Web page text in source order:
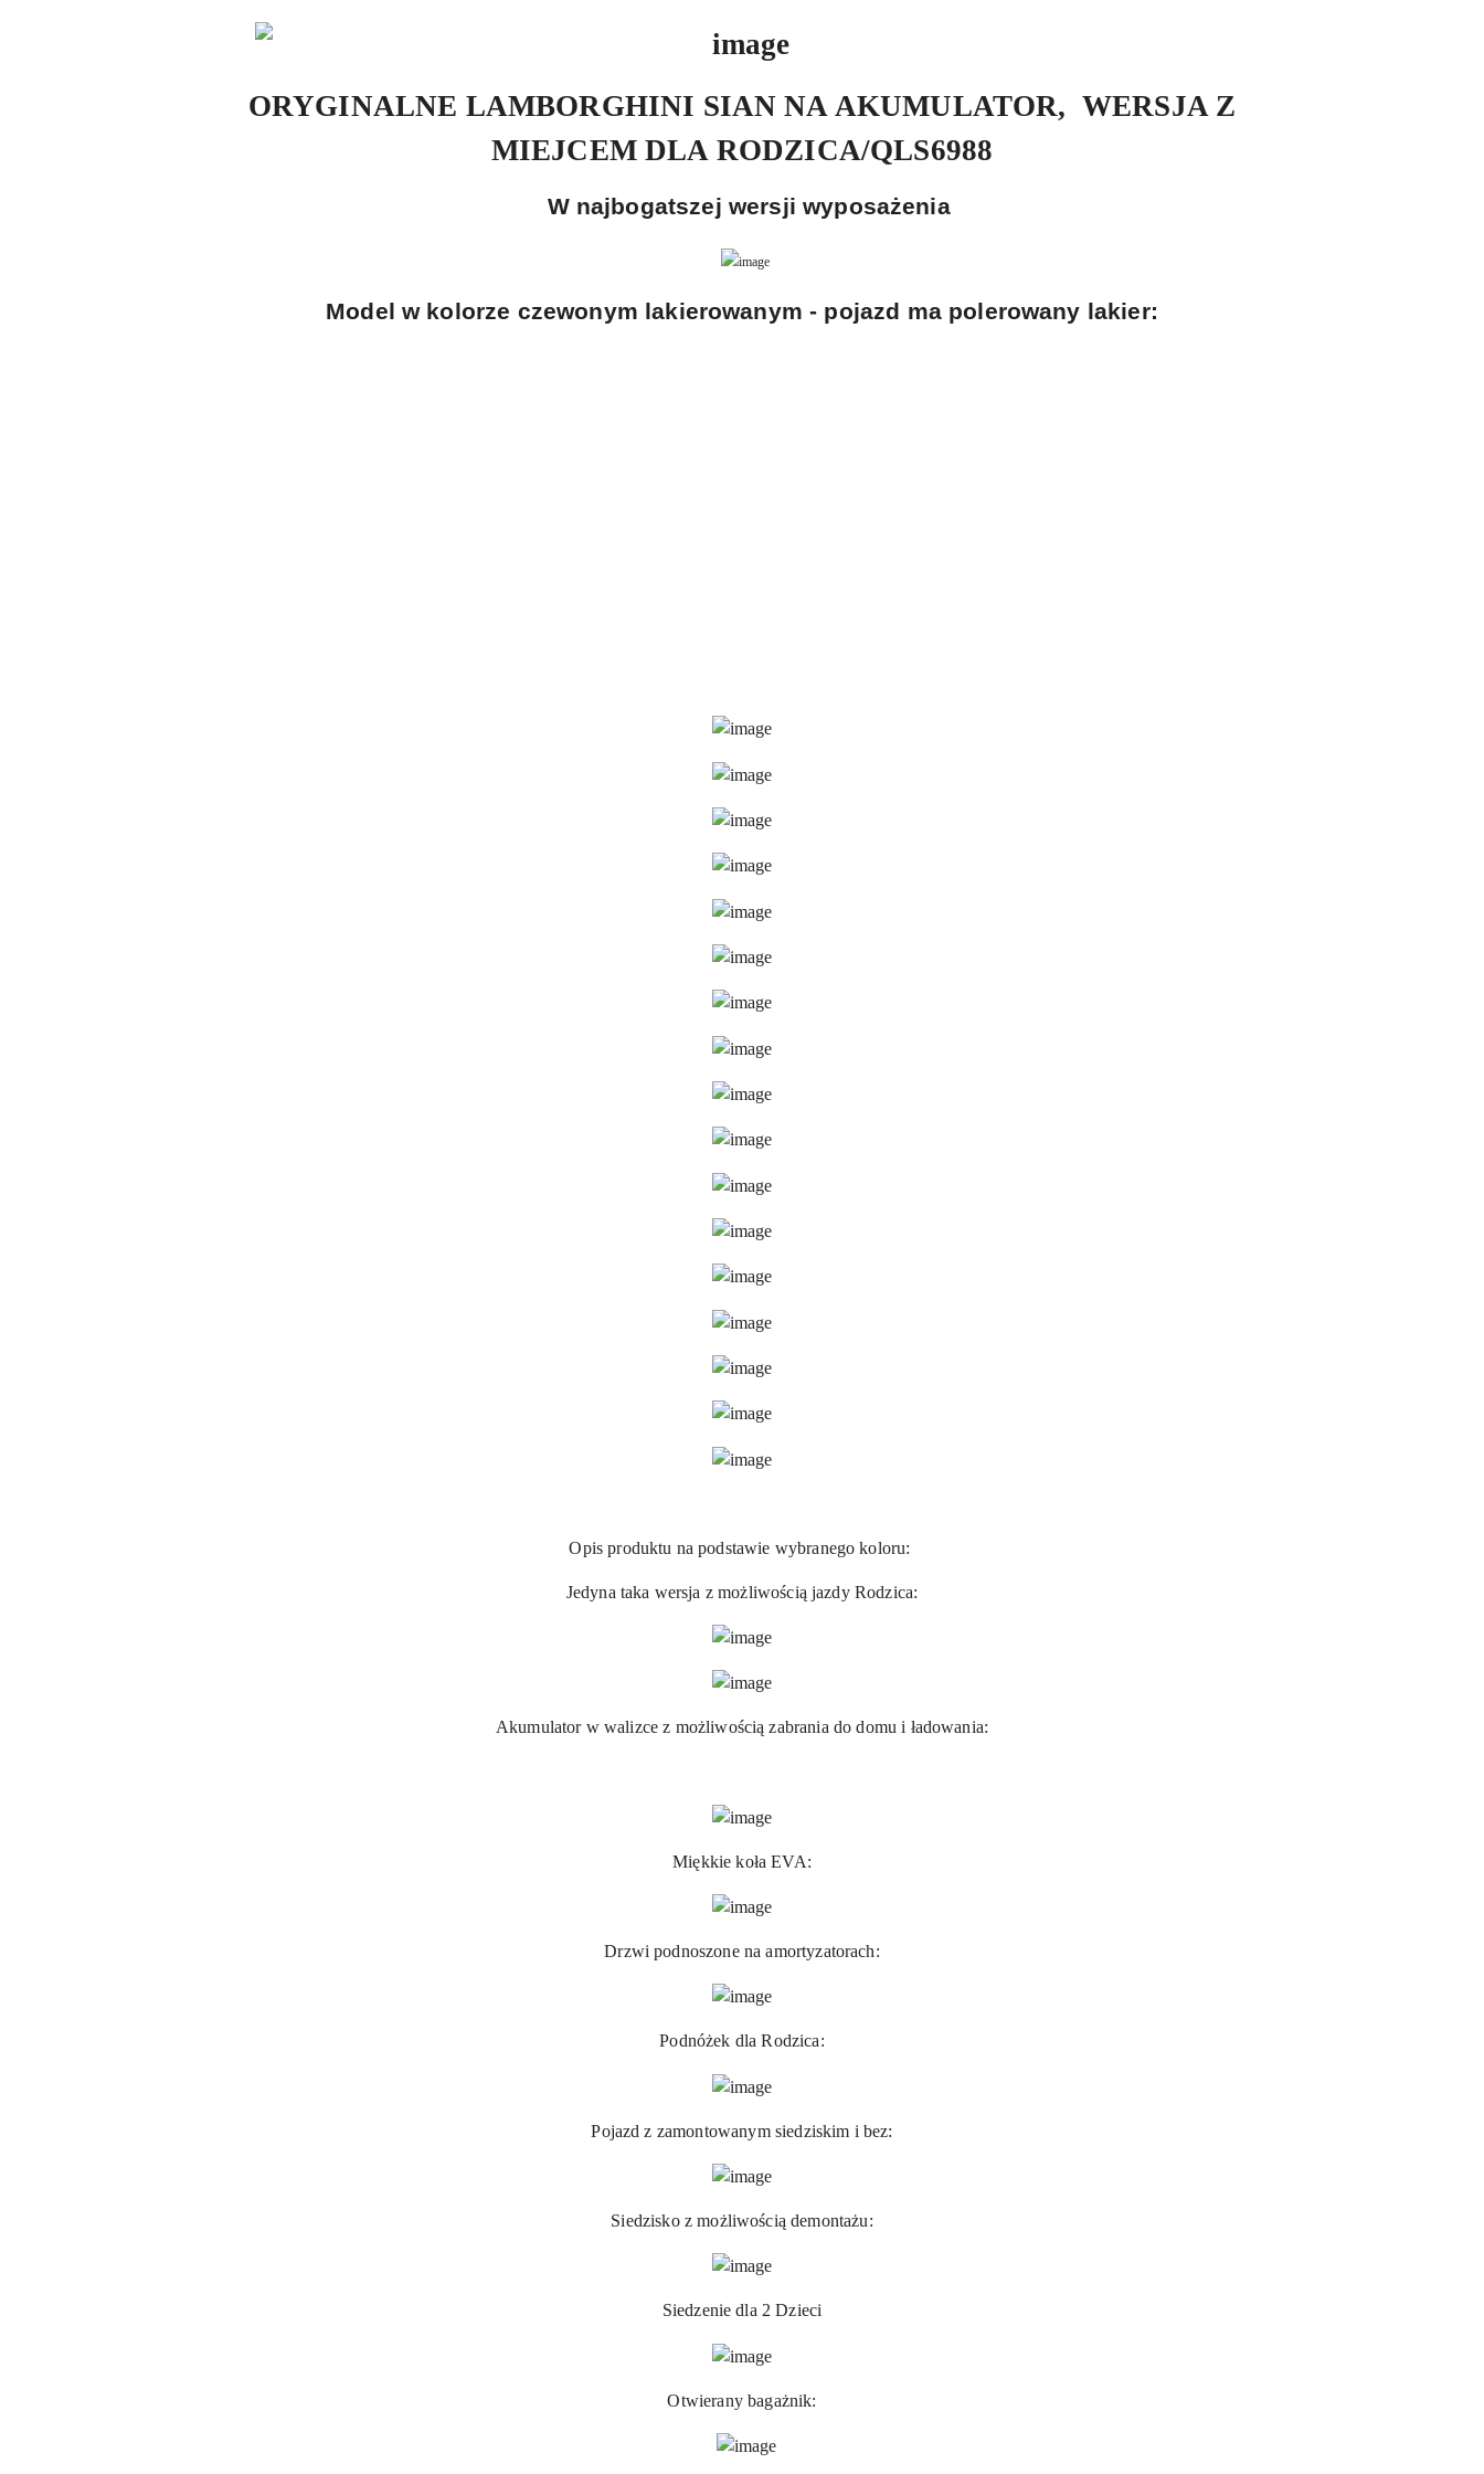
ORYGINALNE LAMBORGHINI SIAN NA AKUMULATOR, WERSJA Z
MIEJCEM DLA RODZICA/QLS6988
W najbogatszej wersji wyposażenia
Model w kolorze czewonym lakierowanym - pojazd ma polerowany lakier:
Opis produktu na podstawie wybranego koloru:
Jedyna taka wersja z możliwością jazdy Rodzica:
Akumulator w walizce z możliwością zabrania do domu i ładowania:
Miękkie koła EVA:
Drzwi podnoszone na amortyzatorach:
Podnóżek dla Rodzica:
Pojazd z zamontowanym siedziskim i bez:
Siedzisko z możliwością demontażu:
Siedzenie dla 2 Dzieci
Otwierany bagażnik: